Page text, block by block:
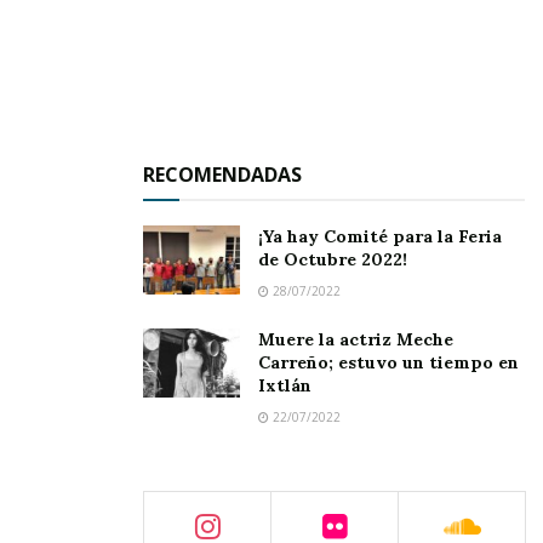
impacientes; y aunque
ellas lo nieguen, la
verdad es que sí hay un
poco de nervios. O
quizás estamos más
nerviosos nosotros que
preferida?; ¿No? ¡No me diga! Tampoco me
salga con que no las conoce aunque sea en
RECOMENDADAS
¡Ya hay Comité para la Feria
de Octubre 2022!
28/07/2022
Muere la actriz Meche
Carreño; estuvo un tiempo en
Ixtlán
22/07/2022